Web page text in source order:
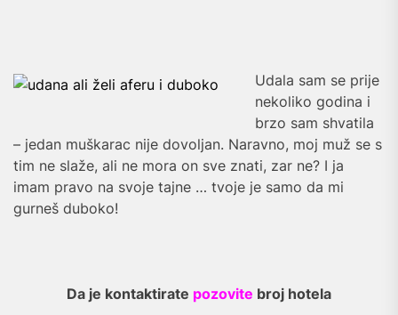
Udala sam se prije
nekoliko godina i
brzo sam shvatila
– jedan muškarac nije dovoljan. Naravno, moj muž se s
tim ne slaže, ali ne mora on sve znati, zar ne? I ja
imam pravo na svoje tajne … tvoje je samo da mi
gurneš duboko!
Da je kontaktirate pozovite broj hotela